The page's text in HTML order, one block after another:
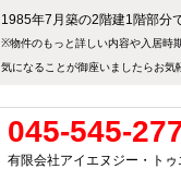
1985年7月築の2階建1階部分
※物件のもっと詳しい内容や入居時
気になることが御座いましたらお気
045-545-
有限会社アイエヌジー・ト